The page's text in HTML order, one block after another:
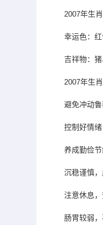
2007年生
幸运色：
吉祥物：
2007年生
避免冲动鲁
控制好情绪
养成勤俭节
沉稳谨慎，
注意休息
肠胃较弱